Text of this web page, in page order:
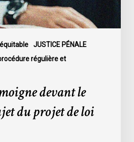
JUSTICE PÉNALE
régulière et
devant le
du projet de loi